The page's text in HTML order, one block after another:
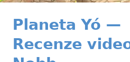
Planeta Yó —
Recenze